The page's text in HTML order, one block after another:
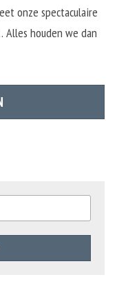
onze spectaculaire
Alles houden we dan